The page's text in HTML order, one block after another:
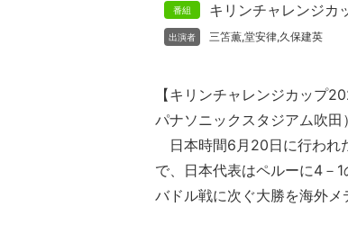
キリンチャレンジカ
三笘薫,堂安律,久保建英
【キリンチャレンジカップ
パナソニックスタジアム吹田）
日本時間6月20日に行われ
で、日本代表はペルーに4－
バドル戦に次ぐ大勝を海外